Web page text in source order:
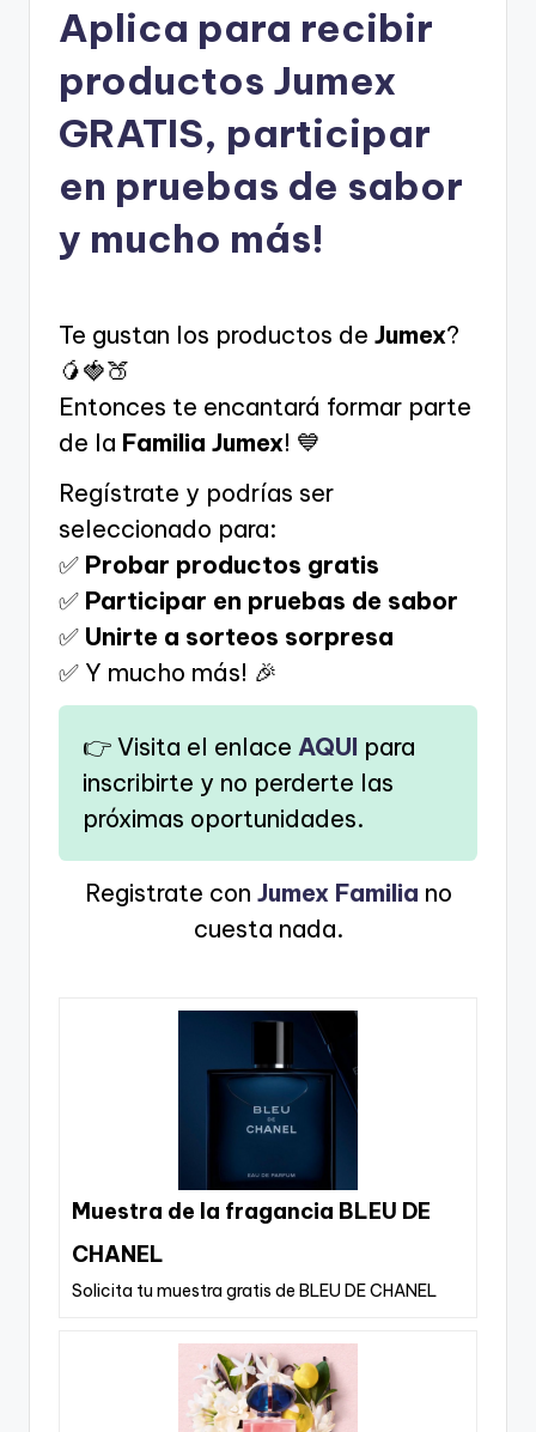
Aplica para recibir
productos Jumex
GRATIS, participar
en pruebas de sabor
y mucho más!
Te gustan los productos de Jumex?
🥭🍓🍑
Entonces te encantará formar parte
de la Familia Jumex! 💙
Regístrate y podrías ser
seleccionado para:
✅ Probar productos gratis
✅ Participar en pruebas de sabor
✅ Unirte a sorteos sorpresa
✅ Y mucho más! 🎉
👉 Visita el enlace AQUI para
inscribirte y no perderte las
próximas oportunidades.
Registrate con Jumex Familia no
cuesta nada.
Muestra de la fragancia BLEU DE
CHANEL
Solicita tu muestra gratis de BLEU DE CHANEL